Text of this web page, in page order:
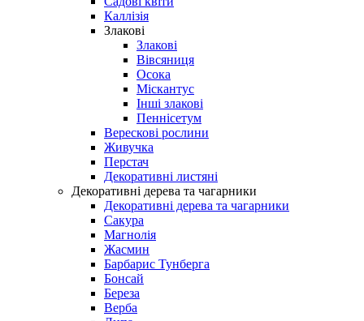
Каллізія
Злакові
Злакові
Вівсяниця
Осока
Міскантус
Інші злакові
Пеннісетум
Верескові рослини
Живучка
Перстач
Декоративні листяні
Декоративні дерева та чагарники
Декоративні дерева та чагарники
Сакура
Магнолія
Жасмин
Барбарис Тунберга
Бонсай
Береза
Верба